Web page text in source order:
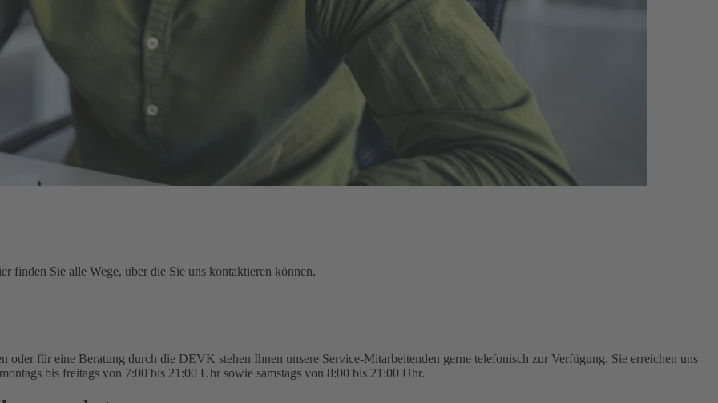
finden Sie alle Wege, über die Sie uns kontaktieren können.
oder für eine Beratung durch die DEVK stehen Ihnen unsere Service-Mitarbeitenden gerne telefonisch zur Verfügung. Sie erreichen uns
bis freitags von 7:00 bis 21:00 Uhr sowie samstags von 8:00 bis 21:00 Uhr.